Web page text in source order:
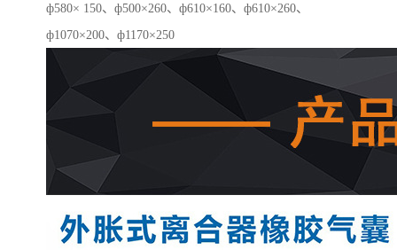
ф580× 150、ф500×260、ф610×160、ф610×260、
ф1070×200、ф1170×250